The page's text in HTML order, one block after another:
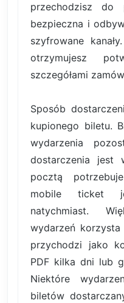
przechodzisz do
bezpieczna i
szyfrowane
otrzymujesz
szczegółami
Sposób
kupionego biletu.
wydarzenia
dostarczenia
pocztą
mobile ticket
natychmiast.
wydarzeń
przychodzi jako
PDF kilka dni lub
Niektóre
biletów